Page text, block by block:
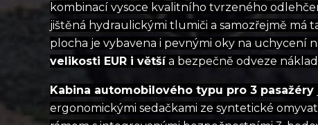
kombinací vysoce kvalitního tvrzeného
jištěná hydraulickými tlumiči a samozřejmě má
plocha je vybavena i pevnými oky na uchycení
velikosti EUR i většía bezpečně odveze
Kabina automobilového typu pro 3 pasažéry
ergonomickými sedačkami ze syntetické